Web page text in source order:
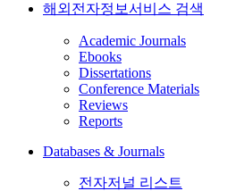
해외전자정보서비스 검색
Academic Journals
Ebooks
Dissertations
Conference Materials
Reviews
Reports
Databases & Journals
전자저널 리스트